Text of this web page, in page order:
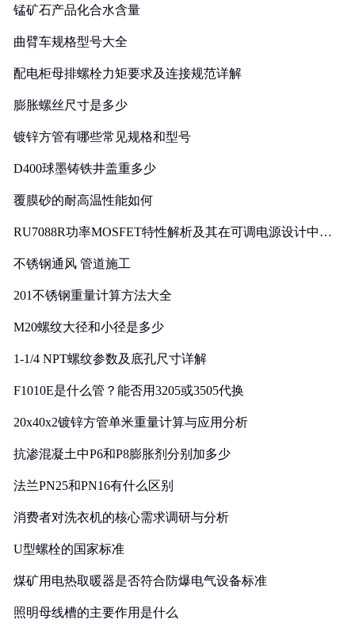
锰矿石产品化合水含量
曲臂车规格型号大全
配电柜母排螺栓力矩要求及连接规范详解
膨胀螺丝尺寸是多少
镀锌方管有哪些常见规格和型号
D400球墨铸铁井盖重多少
覆膜砂的耐高温性能如何
RU7088R功率MOSFET特性解析及其在可调电源设计中的
不锈钢通风 管道施工
201不锈钢重量计算方法大全
M20螺纹大径和小径是多少
1-1/4 NPT螺纹参数及底孔尺寸详解
F1010E是什么管？能否用3205或3505代换
20x40x2镀锌方管单米重量计算与应用分析
抗渗混凝土中P6和P8膨胀剂分别加多少
法兰PN25和PN16有什么区别
消费者对洗衣机的核心需求调研与分析
U型螺栓的国家标准
煤矿用电热取暖器是否符合防爆电气设备标准
照明母线槽的主要作用是什么